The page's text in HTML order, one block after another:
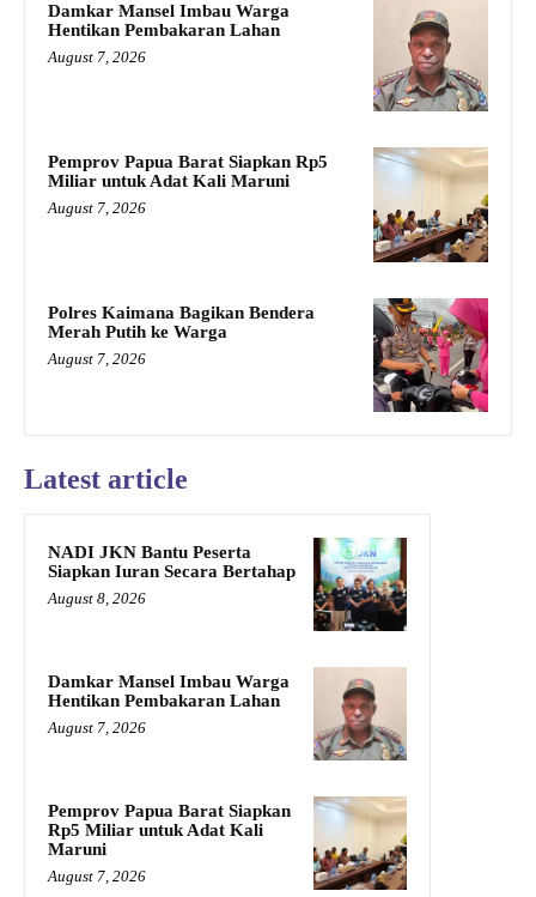
Damkar Mansel Imbau Warga
Hentikan Pembakaran Lahan
August 7, 2026
Pemprov Papua Barat Siapkan Rp5
Miliar untuk Adat Kali Maruni
August 7, 2026
Polres Kaimana Bagikan Bendera
Merah Putih ke Warga
August 7, 2026
Latest article
NADI JKN Bantu Peserta
Siapkan Iuran Secara Bertahap
August 8, 2026
Damkar Mansel Imbau Warga
Hentikan Pembakaran Lahan
August 7, 2026
Pemprov Papua Barat Siapkan
Rp5 Miliar untuk Adat Kali
Maruni
August 7, 2026